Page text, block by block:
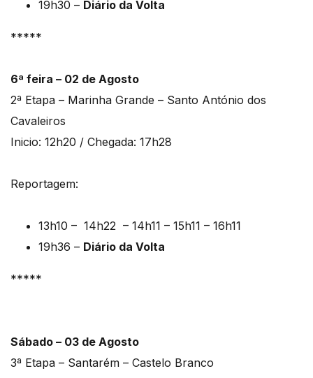
19h30 – Diário da Volta
*****
6ª feira – 02 de Agosto
2ª Etapa – Marinha Grande – Santo António dos
Cavaleiros
Inicio: 12h20 / Chegada: 17h28
Reportagem:
13h10 – 14h22 – 14h11 – 15h11 – 16h11
19h36 – Diário da Volta
*****
Sábado – 03 de Agosto
3ª Etapa – Santarém – Castelo Branco